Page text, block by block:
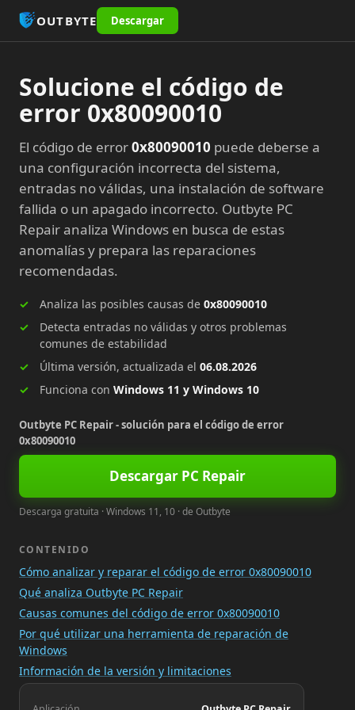
OUTBYTE Descargar
Solucione el código de
error 0x80090010
El código de error0x80090010 puede deberse a
una configuración incorrecta del sistema,
entradas no válidas, una instalación de software
fallida o un apagado incorrecto. Outbyte PC
Repair analiza Windows en busca de estas
anomalías y prepara las reparaciones
recomendadas.
Analiza las posibles causas de 0x80090010
Detecta entradas no válidas y otros problemas
comunes de estabilidad
Última versión, actualizada el 06.08.2026
Funciona con Windows 11 y Windows 10
Outbyte PC Repair - solución para el código de error
0x80090010
Descargar PC Repair
Descarga gratuita · Windows 11, 10 · de Outbyte
CONTENIDO
Cómo analizar y reparar el código de error 0x80090010
Qué analiza Outbyte PC Repair
Causas comunes del código de error 0x80090010
Por qué utilizar una herramienta de reparación de
Windows
Información de la versión y limitaciones